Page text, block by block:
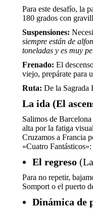
Para este desafío, la
180 grados con
Suspensiones:
siempre están de
toneladas y es muy
Frenado: El
viejo, prepárate para
Ruta: De la Sagrada
La ida (El
Salimos de
alta por la fatiga
Cruzamos a Francia
«Cuatro
El regreso
Para no repetir,
Somport o el puerto
Dinámica de